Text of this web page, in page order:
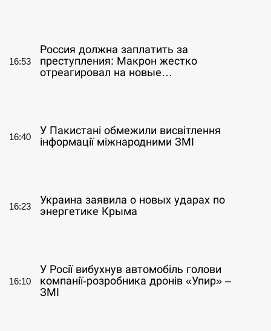
16:53
Россия должна заплатить за
преступления: Макрон жестко
отреагировал на новые…
16:40
У Пакистані обмежили висвітлення
інформації міжнародними ЗМІ
16:23
Украина заявила о новых ударах по
энергетике Крыма
16:10
У Росії вибухнув автомобіль голови
компанії-розробника дронів «Упир» –
ЗМІ